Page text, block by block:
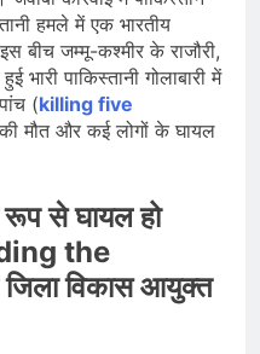
हमले में एक भारतीय
बीच जम्मू-कश्मीर के राजौरी,
पाकिस्तानी गोलाबारी में
(killing five
मौत और कई लोगों के घायल
से घायल हो
the
विकास आयुक्त